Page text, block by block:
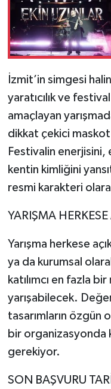
İzmit’in simgesi
yaratıcılık ve
amaçlayan
dikkat çekici maskot
Festivalin
kentin kimliğini
resmi karakteri
YARIŞMA
Yarışma herkese
ya da kurumsal
katılımcı en fazla
yarışabilecek.
tasarımların özgün
bir organizasyonda
gerekiyor.
SON BAŞVURU